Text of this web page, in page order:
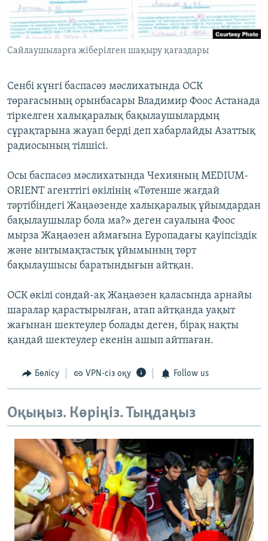
ЖАЗЫЛЫҢЫЗ
Сайлаушыларға жіберілген шақыру қағаздары
Сенбі күнгі баспасөз мәслихатында ОСК
төрағасының орынбасары Владимир Фоос Астанада
тіркелген халықаралық бақылаушылардың
сұрақтарына жауап берді деп хабарлайды Азаттық
радиосының тілшісі.
Осы баспасөз мәслихатында Чехияның MEDIUM-
ORIENT агенттігі өкілінің «Төтенше жағдай
тәртібіндегі Жаңаөзенде халықаралық ұйымдардан
бақылаушылар бола ма?» деген сауалына Фоос
мырза Жаңаөзен аймағына Еуропадағы қауіпсіздік
және ынтымақтастық ұйымының төрт
бақылаушысы баратындығын айтқан.
ОСК өкілі сондай-ақ Жаңаөзен қаласында арнайы
шаралар қарастырылған, атап айтқанда уақыт
жағынан шектеулер болады деген, бірақ нақты
қандай шектеулер екенін ашып айтпаған.
Бөлісу VPN-сіз оқу Follow us
Оқыңыз. Көріңіз. Тыңдаңыз